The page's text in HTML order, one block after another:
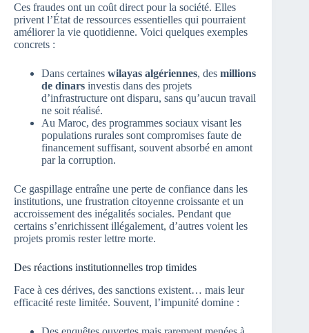
Ces fraudes ont un coût direct pour la société. Elles
privent l’État de ressources essentielles qui pourraient
améliorer la vie quotidienne. Voici quelques exemples
concrets :
Dans certaines wilayas algériennes, des millions
de dinars investis dans des projets
d’infrastructure ont disparu, sans qu’aucun travail
ne soit réalisé.
Au Maroc, des programmes sociaux visant les
populations rurales sont compromises faute de
financement suffisant, souvent absorbé en amont
par la corruption.
Ce gaspillage entraîne une perte de confiance dans les
institutions, une frustration citoyenne croissante et un
accroissement des inégalités sociales. Pendant que
certains s’enrichissent illégalement, d’autres voient les
projets promis rester lettre morte.
Des réactions institutionnelles trop timides
Face à ces dérives, des sanctions existent… mais leur
efficacité reste limitée. Souvent, l’impunité domine :